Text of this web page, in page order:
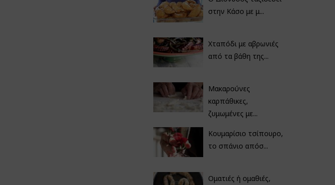
στην Κάσο με μ...
Χταπόδι με αβρωνιές
από τα βάθη της...
Μακαρούνες
καρπάθικες,
ζυμωμένες με...
Κουμαρίσιο τσίπουρο,
το σπάνιο απόσ...
Οματιές ή ομαθιές,